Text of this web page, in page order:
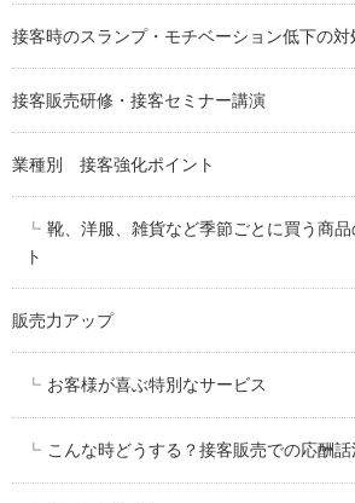
接客時のスランプ・モチベーション低下の対
接客販売研修・接客セミナー講演
業種別 接客強化ポイント
靴、洋服、雑貨など季節ごとに買う商
ト
販売力アップ
お客様が喜ぶ特別なサービス
こんな時どうする？接客販売での応酬話